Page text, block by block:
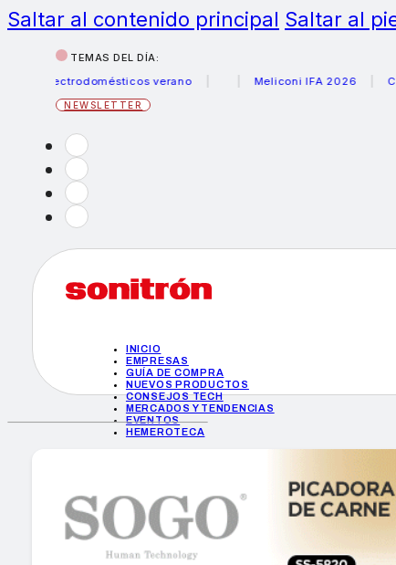
Saltar al contenido principal Saltar al
TEMAS DEL DÍA:
verano
Meliconi IFA 2026 Canon
NEWSLETTER
INICIO
EMPRESAS
GUÍA DE COMPRA
NUEVOS PRODUCTOS
CONSEJOS TECH
MERCADOS Y TENDENCIAS
EVENTOS
HEMEROTECA
GUÍA DE COMPRA
NUEVOS PRODUCTOS
CONSEJOS TECH
MERCADOS Y TENDENCIAS
HEMEROTECA